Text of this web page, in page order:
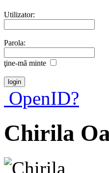
Utilizator:
Parola:
ţine-mã minte
OpenID?
Chirila